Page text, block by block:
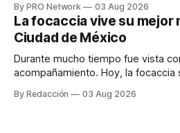
para los textos, alguien que
para encontrar prospectos, un
llamadas y mensajes, y —con
By PRO Network 03 Aug 2026
La focaccia vive su mejor
Ciudad de México
Durante mucho tiempo fue vista
acompañamiento. Hoy, la focaccia
artesanal, ingredientes de calidad
By Redacción 03 Aug 2026